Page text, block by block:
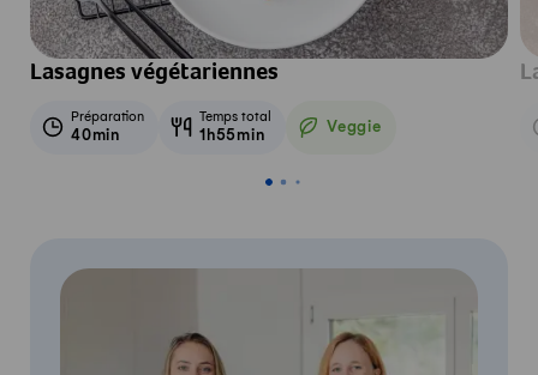
Lasagnes végétariennes
Préparation
40min
Temps total
1h55min Veggie
Veggie